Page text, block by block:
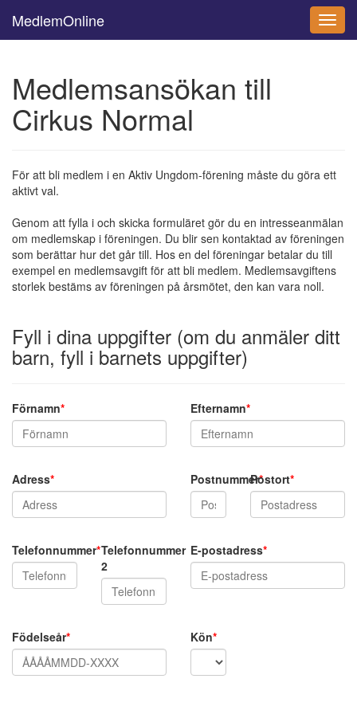
MedlemOnline
Medlemsansökan till
Cirkus Normal
För att bli medlem i en Aktiv Ungdom-förening måste du göra ett
aktivt val.
Genom att fylla i och skicka formuläret gör du en intresseanmälan
om medlemskap i föreningen. Du blir sen kontaktad av föreningen
som berättar hur det går till. Hos en del föreningar betalar du till
exempel en medlemsavgift för att bli medlem. Medlemsavgiftens
storlek bestäms av föreningen på årsmötet, den kan vara noll.
Fyll i dina uppgifter (om du anmäler ditt
barn, fyll i barnets uppgifter)
Förnamn* Efternamn*
Adress* Postnummer*
Postort*
Telefonnummer*Telefonnummer
2
E-postadress*
Födelseår* Kön*